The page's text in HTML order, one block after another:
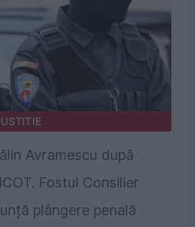
Avramescu după
Fostul Consilier
plângere penală